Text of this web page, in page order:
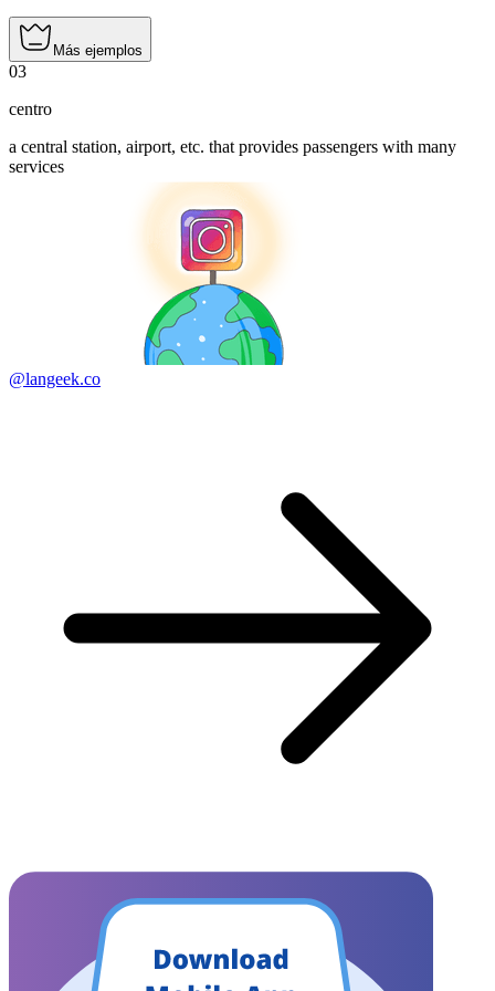
Más ejemplos
03
centro
a central station, airport, etc. that provides passengers with many
services
@langeek.co